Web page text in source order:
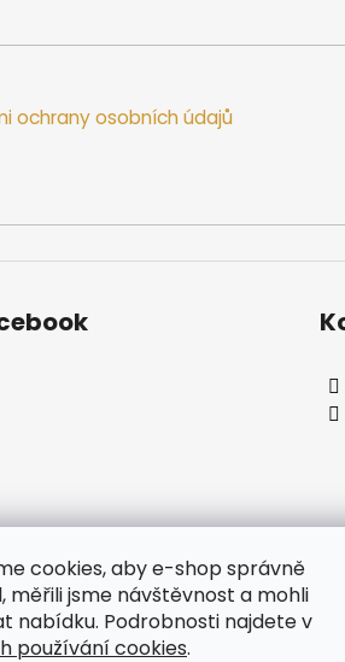
cookies, aby e-shop správně
měřili jsme návštěvnost a mohli
nabídku. Podrobnosti najdete v
používání cookies.
ochrany osobních údajů
Ochrana osobních údajů
Radiátory